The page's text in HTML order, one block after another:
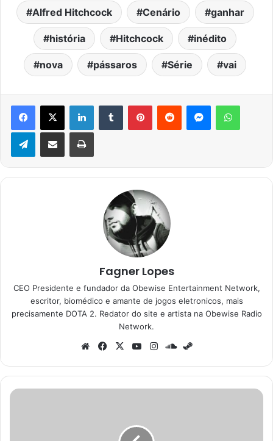
Alfred Hitchcock Cenário ganhar
história Hitchcock inédito
nova pássaros Série vai
Facebook
X LinkedinTumblr PinterestReddit Messenger
TelegramCompartilhar via e-mail Imprimir
Fagner Lopes
CEO Presidente e fundador da Obewise Entertainment Network,
escritor, biomédico e amante de jogos eletronicos, mais
precisamente DOTA 2. Redator do site e artista na Obewise Radio
Network.
WebsiteFacebook
X YouTubeInstagramSoundCloud
Fable